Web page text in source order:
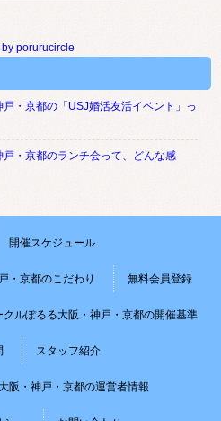
by porurucircle
・京都の「USJ婚活友活イベント」っ
・京都のランチ会って、どんな感
開催スケジュール
・京都のこだわり 無料会員登録
クルぽるる大阪・神戸・京都の開催基準
スタッフ紹介
阪・神戸・京都の運営者情報